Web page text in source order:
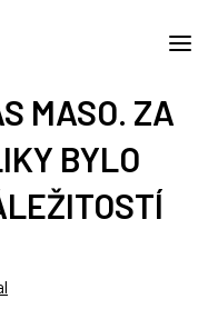
MASO. ZA
BYLO